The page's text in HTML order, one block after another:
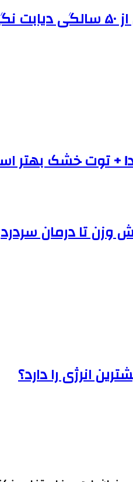
وزن تا درمان سردرد
انرژی را دارد؟